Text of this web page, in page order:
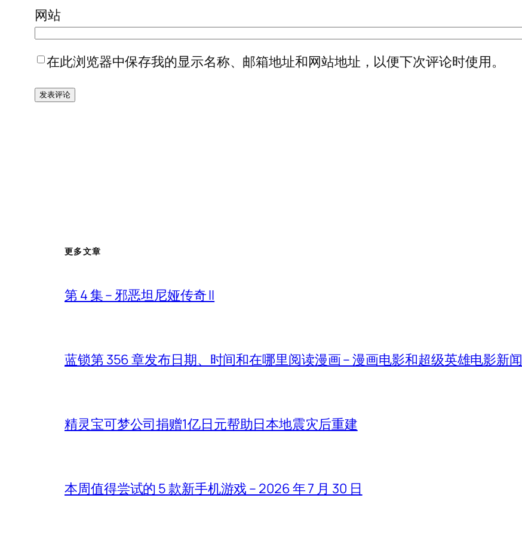
网站
在此浏览器中保存我的显示名称、邮箱地址和网站地址，以便下次评论时使用。
更多文章
第 4 集 – 邪恶坦尼娅传奇 II
蓝锁第 356 章发布日期、时间和在哪里阅读漫画 – 漫画电影和超级英雄电影新闻
精灵宝可梦公司捐赠1亿日元帮助日本地震灾后重建
本周值得尝试的 5 款新手机游戏 – 2026 年 7 月 30 日